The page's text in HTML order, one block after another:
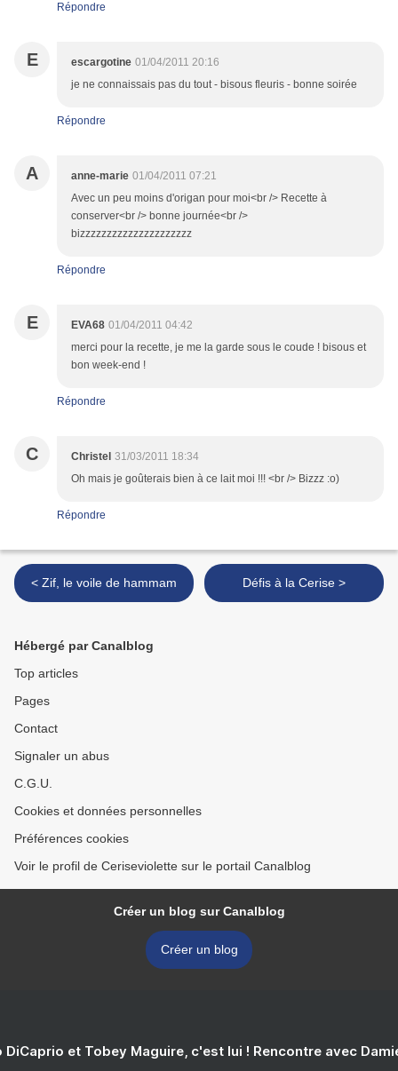
Répondre
E escargotine 01/04/2011 20:16
je ne connaissais pas du tout - bisous fleuris - bonne soirée
Répondre
A anne-marie 01/04/2011 07:21
Avec un peu moins d'origan pour moi<br /> Recette à
conserver<br /> bonne journée<br />
bizzzzzzzzzzzzzzzzzzzzz
Répondre
E EVA68 01/04/2011 04:42
merci pour la recette, je me la garde sous le coude ! bisous et
bon week-end !
Répondre
C Christel 31/03/2011 18:34
Oh mais je goûterais bien à ce lait moi !!! <br /> Bizzz :o)
Répondre
< Zif, le voile de hammam Défis à la Cerise >
Hébergé par Canalblog
Top articles
Pages
Contact
Signaler un abus
C.G.U.
Cookies et données personnelles
Préférences cookies
Voir le profil de Ceriseviolette sur le portail Canalblog
Créer un blog sur Canalblog
Créer un blog
DiCaprio et Tobey Maguire, c'est lui ! Rencontre avec